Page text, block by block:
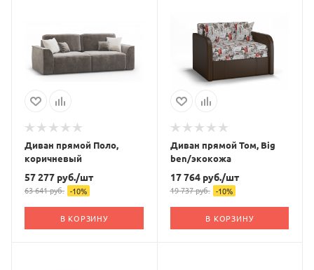
Диван прямой Поло,
коричневый
57 277 руб./шт
63 641руб. -10%
В КОРЗИНУ
Диван прямой Том, Big
ben/экокожа
17 764руб./шт
19 737руб. -10%
В КОРЗИНУ